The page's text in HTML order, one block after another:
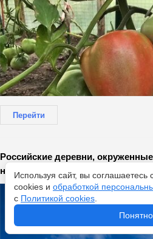
Перейти
Российские деревни,
находятся вдали от
Используя сайт, вы
cookies и обработкой
с Политикой cookies
Понятно